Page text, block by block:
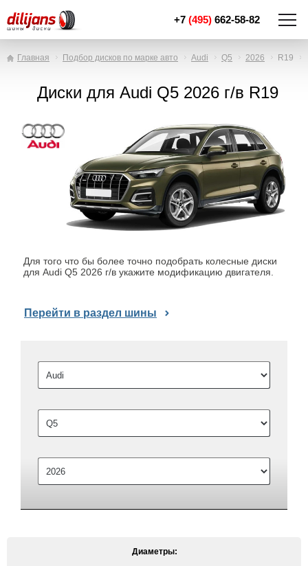
+7 (495) 662-58-82
Главная Подбор дисков по марке авто Audi Q5 2026 R19
Диски для Audi Q5 2026 г/в R19
Для того что бы более точно подобрать колесные диски
для Audi Q5 2026 г/в укажите модификацию двигателя.
Перейти в раздел шины
Диаметры: